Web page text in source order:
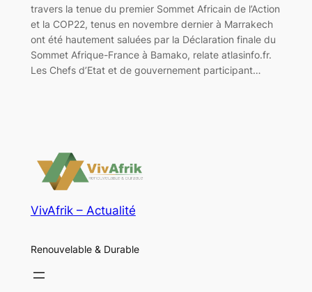
travers la tenue du premier Sommet Africain de l’Action
et la COP22, tenus en novembre dernier à Marrakech
ont été hautement saluées par la Déclaration finale du
Sommet Afrique-France à Bamako, relate atlasinfo.fr.
Les Chefs d’Etat et de gouvernement participant…
VivAfrik – Actualité
Renouvelable & Durable